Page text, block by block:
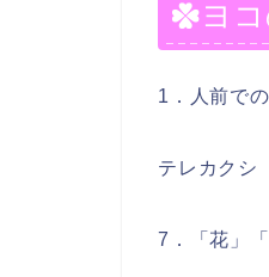
ヨ
1．人前で
テレカクシ
7．「花」